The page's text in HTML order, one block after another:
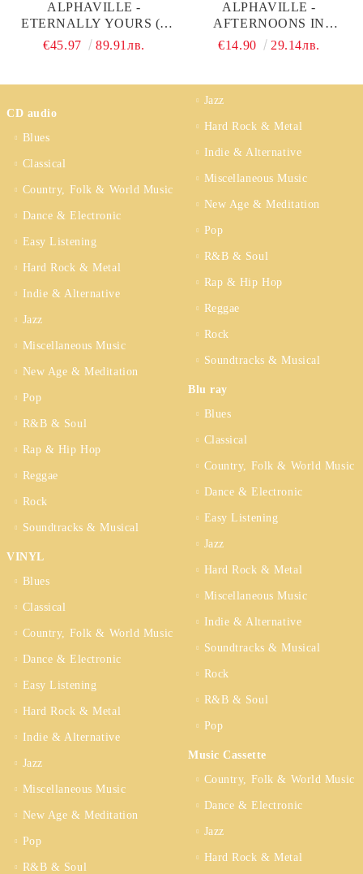
ALPHAVILLE -
ETERNALLY YOURS (3
X VINYL)
€45.97 89.91лв.
ALPHAVILLE -
AFTERNOONS IN
UTOPIA (DELUXE
€14.90 29.14лв.
CD audio
Blues
Classical
Country, Folk & World Music
Dance & Electronic
Easy Listening
Hard Rock & Metal
Indie & Alternative
Jazz
Miscellaneous Music
New Age & Meditation
Pop
R&B & Soul
Rap & Hip Hop
Reggae
Rock
Soundtracks & Musical
VINYL
Blues
Classical
Country, Folk & World Music
Dance & Electronic
Easy Listening
Hard Rock & Metal
Indie & Alternative
Jazz
Miscellaneous Music
New Age & Meditation
Pop
R&B & Soul
Jazz
Hard Rock & Metal
Indie & Alternative
Miscellaneous Music
New Age & Meditation
Pop
R&B & Soul
Rap & Hip Hop
Reggae
Rock
Soundtracks & Musical
Blu ray
Blues
Classical
Country, Folk & World Music
Dance & Electronic
Easy Listening
Jazz
Hard Rock & Metal
Miscellaneous Music
Indie & Alternative
Soundtracks & Musical
Rock
R&B & Soul
Pop
Music Cassette
Country, Folk & World Music
Dance & Electronic
Jazz
Hard Rock & Metal